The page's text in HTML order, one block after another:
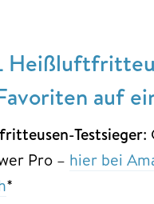
auf
Testsieger:
Pro – hier bei
*